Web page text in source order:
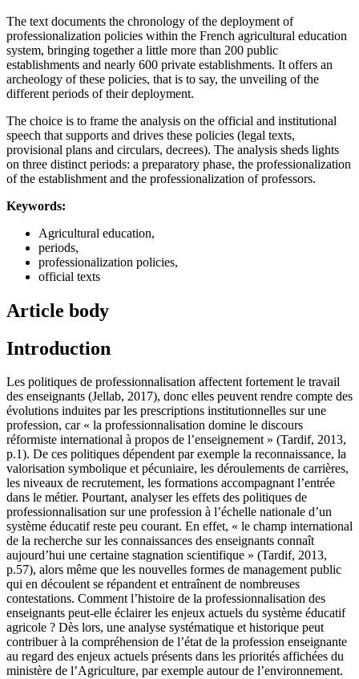
The text documents the chronology of the deployment of
professionalization policies within the French agricultural education
system, bringing together a little more than 200 public
establishments and nearly 600 private establishments. It offers an
archeology of these policies, that is to say, the unveiling of the
different periods of their deployment.
The choice is to frame the analysis on the official and institutional
speech that supports and drives these policies (legal texts,
provisional plans and circulars, decrees). The analysis sheds lights
on three distinct periods: a preparatory phase, the professionalization
of the establishment and the professionalization of professors.
Keywords:
Agricultural education,
periods,
professionalization policies,
official texts
Article body
Introduction
Les politiques de professionnalisation affectent fortement le travail
des enseignants (Jellab, 2017), donc elles peuvent rendre compte des
évolutions induites par les prescriptions institutionnelles sur une
profession, car « la professionnalisation domine le discours
réformiste international à propos de l’enseignement » (Tardif, 2013,
p.1). De ces politiques dépendent par exemple la reconnaissance, la
valorisation symbolique et pécuniaire, les déroulements de carrières,
les niveaux de recrutement, les formations accompagnant l’entrée
dans le métier. Pourtant, analyser les effets des politiques de
professionnalisation sur une profession à l’échelle nationale d’un
système éducatif reste peu courant. En effet, « le champ international
de la recherche sur les connaissances des enseignants connaît
aujourd’hui une certaine stagnation scientifique » (Tardif, 2013,
p.57), alors même que les nouvelles formes de management public
qui en découlent se répandent et entraînent de nombreuses
contestations. Comment l’histoire de la professionnalisation des
enseignants peut-elle éclairer les enjeux actuels du système éducatif
agricole ? Dès lors, une analyse systématique et historique peut
contribuer à la compréhension de l’état de la profession enseignante
au regard des enjeux actuels présents dans les priorités affichées du
ministère de l’Agriculture, par exemple autour de l’environnement.